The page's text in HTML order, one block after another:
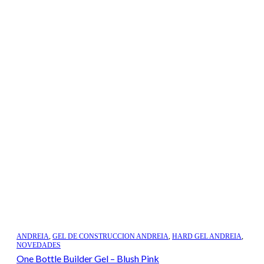
ANDREIA, GEL DE CONSTRUCCION ANDREIA, HARD GEL ANDREIA,
NOVEDADES
One Bottle Builder Gel – Blush Pink